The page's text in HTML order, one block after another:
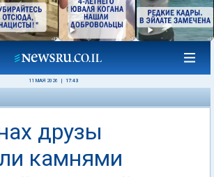
11 МАЯ 2026 17:43
друзы
камнями